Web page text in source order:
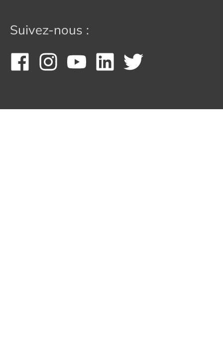
Suivez-nous :